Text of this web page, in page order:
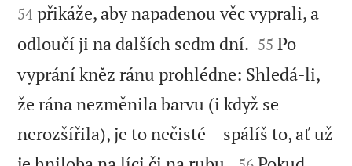
54 přikáže, aby napadenou věc vyprali, a
odloučí ji na dalších sedm dní. 

55 Po
vyprání kněz ránu prohlédne: Shledá-li,
že rána nezměnila barvu (i když se
nerozšířila), je to nečisté – spálíš to, ať už